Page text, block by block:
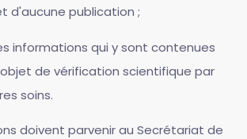
d'aucune publication ;
informations qui y sont contenues
de vérification scientifique par
soins.
doivent parvenir au Secrétariat de